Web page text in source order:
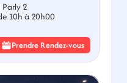
2
10h à 20h00
Prendre Rendez-vous